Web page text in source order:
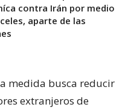
contra Irán por medio
aparte de las
medida busca reducir
extranjeros de